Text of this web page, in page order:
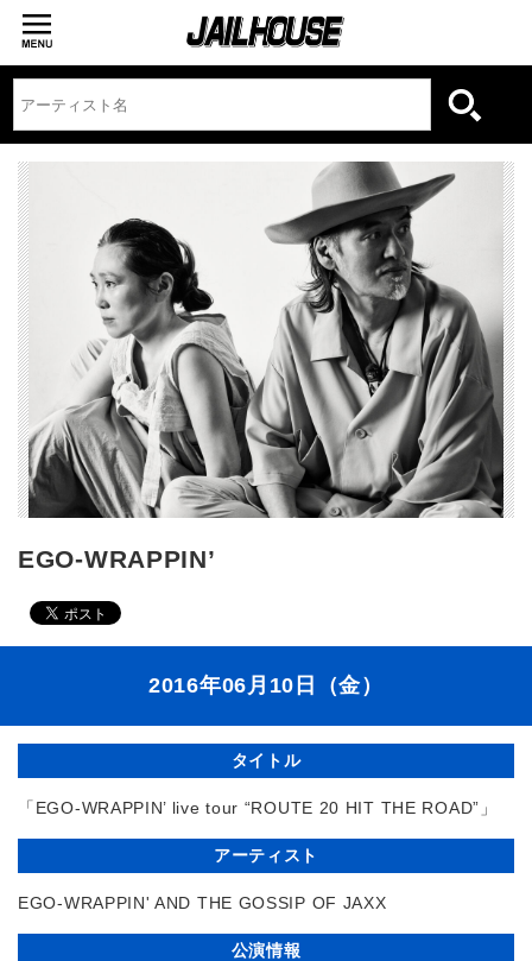
EGO-WRAPPIN’
2016年06月10日（金）
タイトル
「EGO-WRAPPIN’ live tour “ROUTE 20 HIT THE ROAD”」
アーティスト
EGO-WRAPPIN' AND THE GOSSIP OF JAXX
公演情報